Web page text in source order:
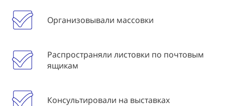
Организовывали массовки
Распространяли листовки по почтовым
ящикам
Консультировали на выставках